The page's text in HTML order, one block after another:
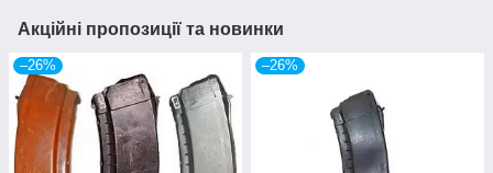
Акційні пропозиції та новинки
–26% –26%